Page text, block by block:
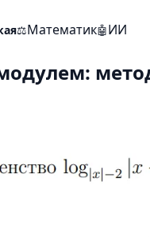
⚖️Математик🤖ИИ